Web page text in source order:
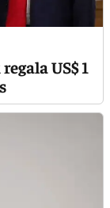
US$ 1